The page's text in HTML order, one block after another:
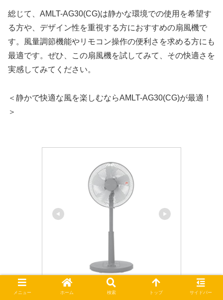
総じて、AMLT-AG30(CG)は静かな環境での使用を希望す
る方や、デザイン性を重視する方におすすめの扇風機で
す。風量調節機能やリモコン操作の便利さを求める方にも
最適です。ぜひ、この扇風機を試してみて、その快適さを
実感してみてください。
＜静かで快適な風を楽しむならAMLT-AG30(CG)が最適！
＞
山善(YAMAZEN)
【Amazon.co.jp限定】 [山善] 扇
メニュー ホーム 検索 トップ サイドバー